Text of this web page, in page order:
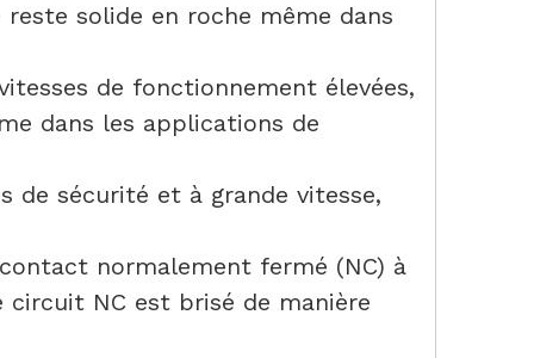
solide en roche même dans
de fonctionnement élevées,
dans les applications de
de sécurité et à grande vitesse,
normalement fermé (NC) à
NC est brisé de manière